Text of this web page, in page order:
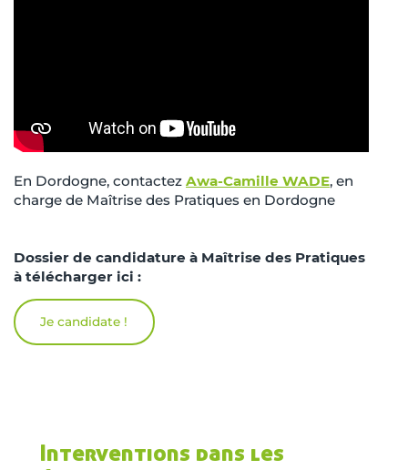
En Dordogne, contactez Awa-Camille WADE, en
charge de Maîtrise des Pratiques en Dordogne
Dossier de candidature à Maîtrise des Pratiques
à télécharger ici :
Je candidate !
Interventions dans les